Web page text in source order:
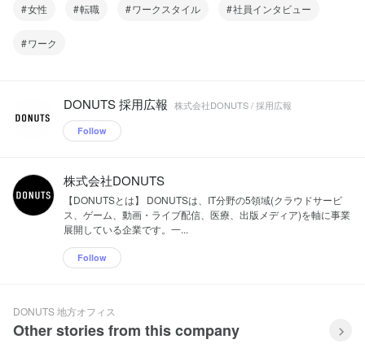
ERPシステムです。企業の創業期から成
キング2024※」において、「勤怠管理・
門、「帳票電子化ツール」部門で第1位
に選ばれています。 公式サイト :
https://all.jobcan.ne.jp/ ※2024年にITトレ
ンドの各カテゴリーでユーザーから最も
支持された製品を発表。2024年1月1日
◯https://www.donuts.ne.jp/products/tans
女性 転職 ワークスタイル 社員インタビュー
ワーク
DONUTS 採用広報 株式会社DONUTS / 採用広報
Follow
株式会社DONUTS
【DONUTSとは】 DONUTSは、IT分野の5領域(クラウドサービ
ス、ゲーム、動画・ライブ配信、医療、出版メディア)を軸に事業
展開している企業です。一...
Follow
DONUTS 地方オフィス
Other stories from this company